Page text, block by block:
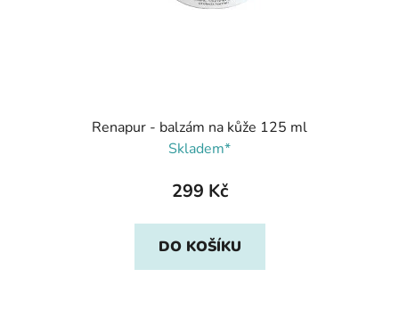
Renapur - balzám na kůže 125 ml
Skladem*
299 Kč
DO KOŠÍKU